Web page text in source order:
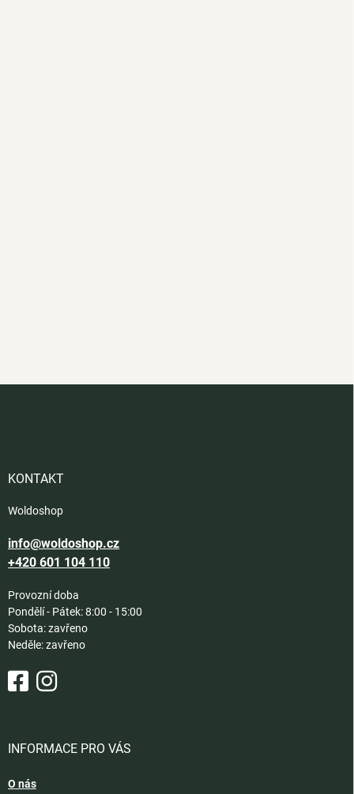
KONTAKT
Woldoshop
info@woldoshop.cz
+420 601 104 110
Provozní doba
Pondělí - Pátek: 8:00 - 15:00
Sobota: zavřeno
Neděle: zavřeno
INFORMACE PRO VÁS
O nás